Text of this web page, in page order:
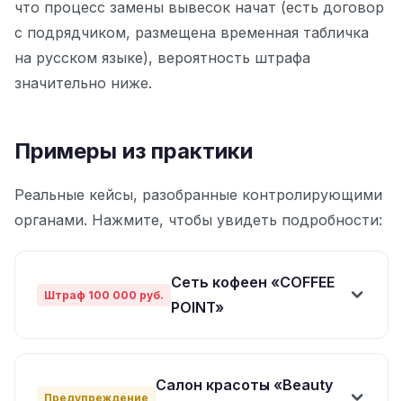
что процесс замены вывесок начат (есть договор
с подрядчиком, размещена временная табличка
на русском языке), вероятность штрафа
значительно ниже.
Примеры из практики
Реальные кейсы, разобранные контролирующими
органами. Нажмите, чтобы увидеть подробности:
Штраф 100 000 руб.
Сеть кофеен «COFFEE
POINT»
000 рублей (юридическое лицо, первое
Предупреждение
Салон красоты «Beauty